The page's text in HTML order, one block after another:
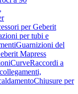
per Geberit
per tubi e
Guarnizioni del
Mapress
CurveRaccordi a
Chiusure per